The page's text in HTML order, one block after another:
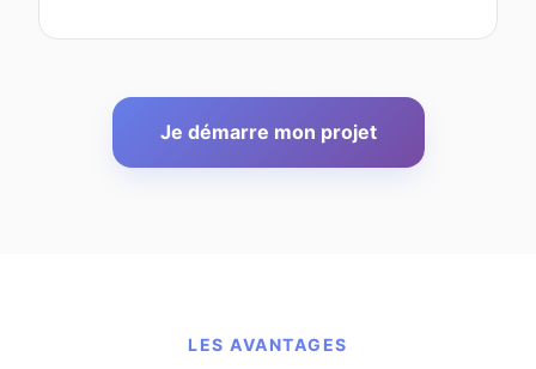
Je démarre mon projet
LES AVANTAGES